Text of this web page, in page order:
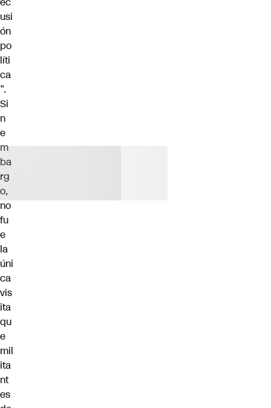
usi
ón
po
líti
ca
”.
Si
n
e
m
ba
rg
o,
no
fu
e
la
úni
ca
vis
ita
qu
e
mil
ita
nt
es